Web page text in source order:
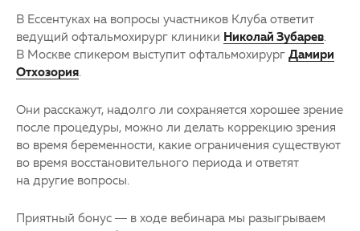
В Ессентуках на вопросы участников Клуба ответит
ведущий офтальмохирург клиники Николай Зубарев.
В Москве спикером выступит офтальмохирург Дамири
Отхозория.
Они расскажут, надолго ли сохраняется хорошее зрение
после процедуры, можно ли делать коррекцию зрения
во время беременности, какие ограничения существуют
во время восстановительного периода и ответят
на другие вопросы.
Приятный бонус — в ходе вебинара мы разыгрываем